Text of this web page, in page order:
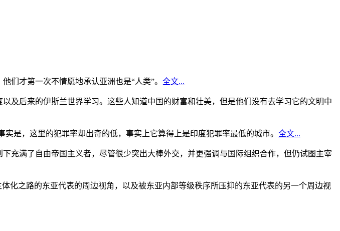
们才第一次不情愿地承认亚洲也是“人类”。 全文...
及后来的伊斯兰世界学习。这些人知道中国的财富和壮美，但是他们没有去学习它的文明中
是，这里的犯罪率却出奇的低，事实上它算得上是印度犯罪率最低的城市。 全文...
充满了自由帝国主义者，尽管很少突出大棒外交，并更强调与国际组织合作，但仍试图主宰
化之路的东亚代表的周边视角，以及被东亚内部等级秩序所压抑的东亚代表的另一个周边视